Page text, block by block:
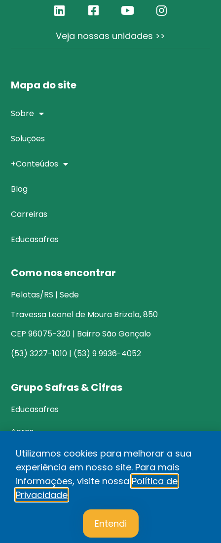
Veja nossas unidades >>
Mapa do site
Sobre
Soluções
+Conteúdos
Blog
Carreiras
Educasafras
Como nos encontrar
Pelotas/RS | Sede
Travessa Leonel de Moura Brizola, 850
CEP 96075-320 | Bairro São Gonçalo
(53) 3227-1010 | (53) 9 9936-4052
Grupo Safras & Cifras
Educasafras
Acres
©Safras&Cifras
Relatório de Transparência Salarial
Política de privacidade
Desenvolvido por
Utilizamos cookies para melhorar a sua
experiência em nosso site. Para mais
informações, visite nossa Política de
Privacidade
Entendi